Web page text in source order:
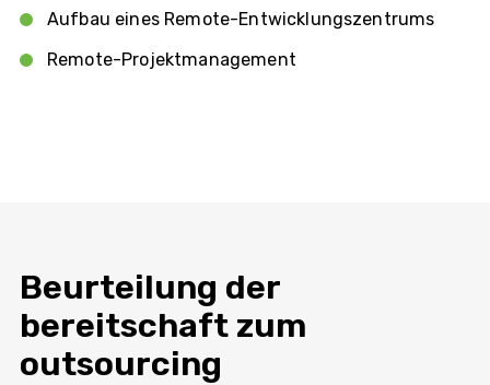
Aufbau eines Remote-Entwicklungszentrums
Remote-Projektmanagement
Beurteilung der
bereitschaft zum
outsourcing